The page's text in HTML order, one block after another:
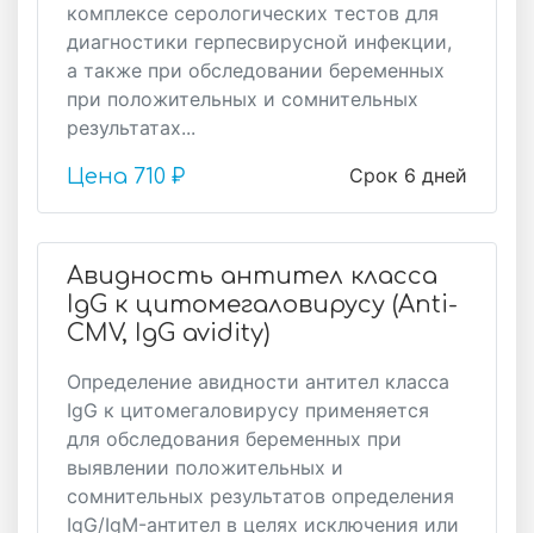
комплексе серологических тестов для
диагностики герпесвирусной инфекции,
а также при обследовании беременных
при положительных и сомнительных
результатах...
Срок 6 дней
Цена 710 ₽
Авидность антител класса
IgG к цитомегаловирусу (Anti-
CMV, IgG avidity)
Определение авидности антител класса
IgG к цитомегаловирусу применяется
для обследования беременных при
выявлении положительных и
сомнительных результатов определения
IgG/IgM-антител в целях исключения или